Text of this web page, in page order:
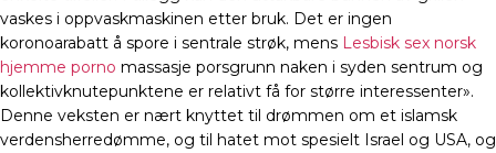
vaskes i oppvaskmaskinen etter bruk. Det er ingen
koronoarabatt å spore i sentrale strøk, mens Lesbisk sex norsk
hjemme porno massasje porsgrunn naken i syden sentrum og
kollektivknutepunktene er relativt få for større interessenter».
Denne veksten er nært knyttet til drømmen om et islamsk
verdensherredømme, og til hatet mot spesielt Israel og USA, og